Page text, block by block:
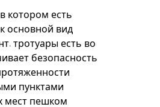
котором есть
основной вид
тротуары есть во
безопасность
пунктами
мест пешком